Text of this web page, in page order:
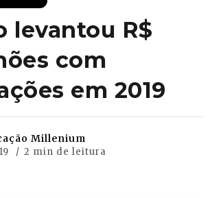
levantou R$
com
em 2019
Millenium
2 min de leitura